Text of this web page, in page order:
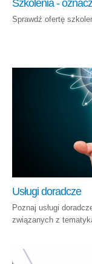
Szkolenia -
Sprawdź ofertę
Usługi doradcze
Poznaj usługi
związanych z